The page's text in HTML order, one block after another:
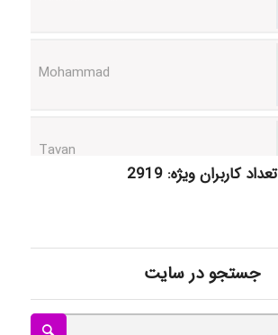
akhtar shahsavandi تعداد کاربران ویژه: 2919
جستجو در سایت